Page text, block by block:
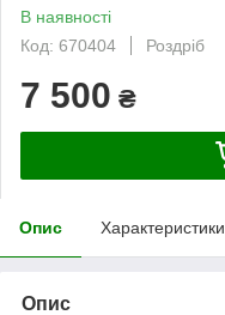
В наявності
Код: 670404
Роздріб
7 500 ₴
Опис Характеристики
Опис